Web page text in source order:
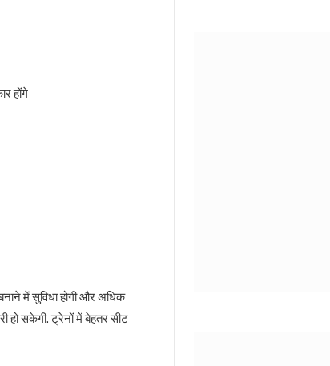
होंगे-
में सुविधा होगी और अधिक
हो सकेगी. ट्रेनों में बेहतर सीट